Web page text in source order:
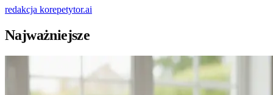
redakcja korepetytor.ai
Najważniejsze